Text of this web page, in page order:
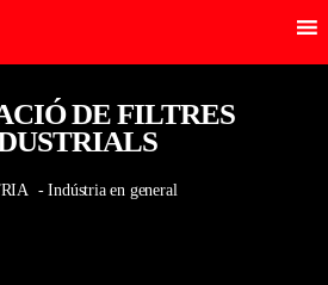
DE FILTRES
- Indústria en general